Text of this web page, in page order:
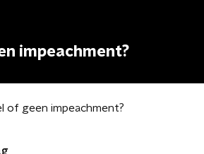
impeachment?
of geen impeachment?